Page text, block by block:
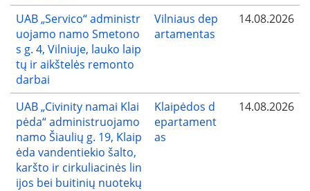
UAB „Servico“ administr
uojamo namo Smetono
s g. 4, Vilniuje, lauko laip
tų ir aikštelės remonto
darbai
Vilniaus dep
artamentas
14.08.2026
UAB „Civinity namai Klai
pėda“ administruojamo
namo Šiaulių g. 19, Klaip
ėda vandentiekio šalto,
karšto ir cirkuliacinės lin
ijos bei buitinių nuotekų
Klaipėdos d
epartament
as
14.08.2026